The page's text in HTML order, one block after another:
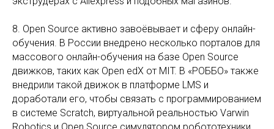
8. Open Source активно завоёвывает и сферу онлайн-
обучения. В России внедрено несколько порталов для
массового онлайн-обучения на базе Open Source
движков, таких как Open edX от MIT. В «РОББО» также
внедрили такой движок в платформе LMS и
доработали его, чтобы связать с программированием
в системе Scratch, виртуальной реальностью Varwin